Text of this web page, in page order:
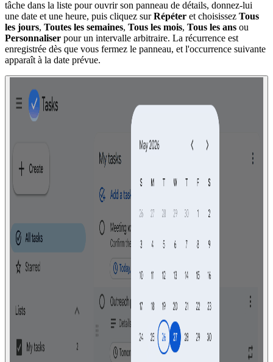
tâche dans la liste pour ouvrir son panneau de détails, donnez-lui
une date et une heure, puis cliquez surRépéter et choisissez Tous
les jours, Toutes les semaines, Tous les mois, Tous les ans ou
Personnaliser pour un intervalle arbitraire. La récurrence est
enregistrée dès que vous fermez le panneau, et l'occurrence suivante
apparaît à la date prévue.